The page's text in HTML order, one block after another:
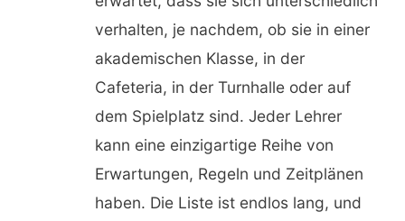
verhalten, je nachdem, ob sie in einer
akademischen Klasse, in der
Cafeteria, in der Turnhalle oder auf
dem Spielplatz sind. Jeder Lehrer
kann eine einzigartige Reihe von
Erwartungen, Regeln und Zeitplänen
haben. Die Liste ist endlos lang, und